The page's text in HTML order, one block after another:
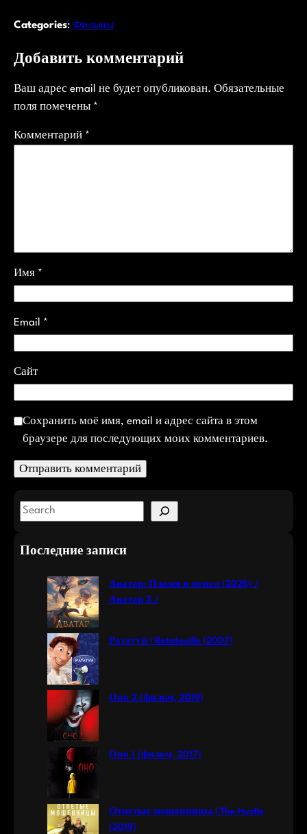
Categories: Фильмы
Добавить комментарий
Ваш адрес email не будет опубликован. Обязательные
поля помечены *
Комментарий *
Имя *
Email *
Сайт
Сохранить моё имя, email и адрес сайта в этом
браузере для последующих моих комментариев.
S
a
Последние записи
Аватар: Пламя и пепел (2025) /
Аватар 3 /
Рататуй | Ratatouille (2007)
Оно 2 (фильм, 2019)
Оно 1 (фильм, 2017)
Отпетые мошенницы | The Hustle
(2019)